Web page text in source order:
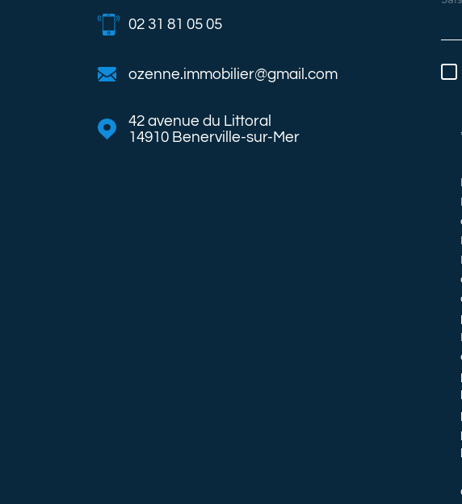
02 31 81 05 05
ozenne.immobilier@gmail.com
42 avenue du Littoral
14910
Benerville-sur-Mer